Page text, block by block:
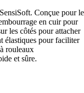
Conçue pour le
en cuir pour
les côtés pour attacher
élastiques pour faciliter
rouleaux
et sûre.